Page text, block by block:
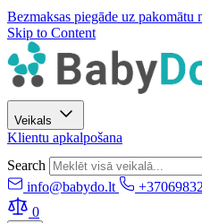
Bezmaksas piegāde uz pakomātu
Skip to Content
Veikals
Klientu apkalpošana
Search
info@babydo.lt
0